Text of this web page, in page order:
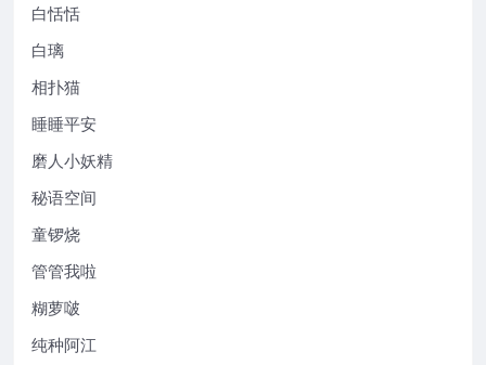
白恬恬
白璃
相扑猫
睡睡平安
磨人小妖精
秘语空间
童锣烧
管管我啦
糊萝啵
纯种阿江